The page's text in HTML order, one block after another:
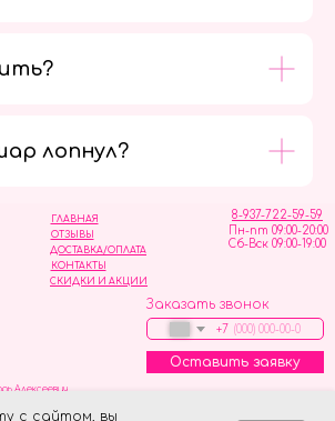
с сайтом, вы
лопнул?
ОТЗЫВЫ
ГЛАВНАЯ
ДОСТАВКА/ОПЛАТА
СКИДКИ И АКЦИИ
КОНТАКТЫ
8-937-722-59-59
Пн-пт 09:00-20:00
Сб-Вск 09:00-19:00
Заказать звонок
+7
Оставить заявку
Алексеевич